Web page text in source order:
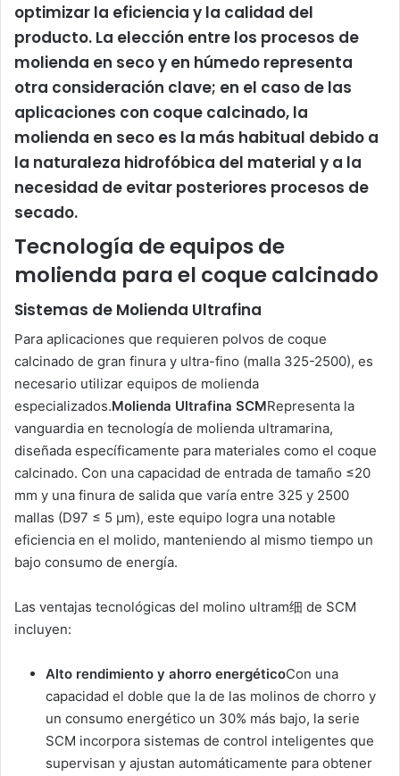
optimizar la eficiencia y la calidad del
producto. La elección entre los procesos de
molienda en seco y en húmedo representa
otra consideración clave; en el caso de las
aplicaciones con coque calcinado, la
molienda en seco es la más habitual debido a
la naturaleza hidrofóbica del material y a la
necesidad de evitar posteriores procesos de
secado.
Tecnología de equipos de
molienda para el coque calcinado
Sistemas de Molienda Ultrafina
Para aplicaciones que requieren polvos de coque
calcinado de gran finura y ultra-fino (malla 325-2500), es
necesario utilizar equipos de molienda
especializados.Molienda Ultrafina SCMRepresenta la
vanguardia en tecnología de molienda ultramarina,
diseñada específicamente para materiales como el coque
calcinado. Con una capacidad de entrada de tamaño ≤20
mm y una finura de salida que varía entre 325 y 2500
mallas (D97 ≤ 5 μm), este equipo logra una notable
eficiencia en el molido, manteniendo al mismo tiempo un
bajo consumo de energía.
Las ventajas tecnológicas del molino ultram细 de SCM
incluyen:
Alto rendimiento y ahorro energéticoCon una
capacidad el doble que la de las molinos de chorro y
un consumo energético un 30% más bajo, la serie
SCM incorpora sistemas de control inteligentes que
supervisan y ajustan automáticamente para obtener